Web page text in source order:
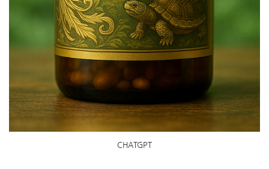
CHATGPT